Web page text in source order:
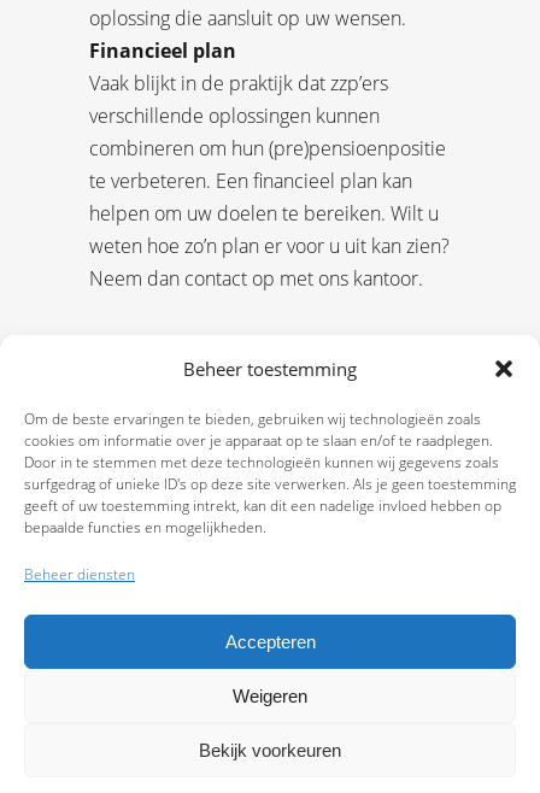
Beheer toestemming
Om de beste ervaringen te bieden, gebruiken wij technologieën zoals
cookies om informatie over je apparaat op te slaan en/of te raadplegen.
Door in te stemmen met deze technologieën kunnen wij gegevens zoals
surfgedrag of unieke ID's op deze site verwerken. Als je geen toestemming
geeft of uw toestemming intrekt, kan dit een nadelige invloed hebben op
bepaalde functies en mogelijkheden.
Beheer diensten
Accepteren
Weigeren
Bekijk voorkeuren
oplossing die aansluit op uw wensen.
Financieel plan
Vaak blijkt in de praktijk dat zzp’ers
verschillende oplossingen kunnen
combineren om hun (pre)pensioenpositie
te verbeteren. Een financieel plan kan
helpen om uw doelen te bereiken. Wilt u
weten hoe zo’n plan er voor u uit kan zien?
Neem dan contact op met ons kantoor.